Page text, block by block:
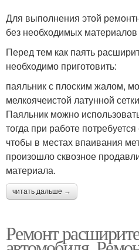
Для выполнения этой
без необходимых
Перед тем как паять
необходимо приготовить:
паяльник с плоским жалом,
мелкоячеистой латунной
Паяльник можно
тогда при работе
чтобы в местах впаивания
произошло сквозное
материала.
читать дальше →
Ремонт